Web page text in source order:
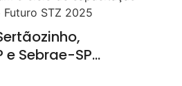
e Sebrae-SP…